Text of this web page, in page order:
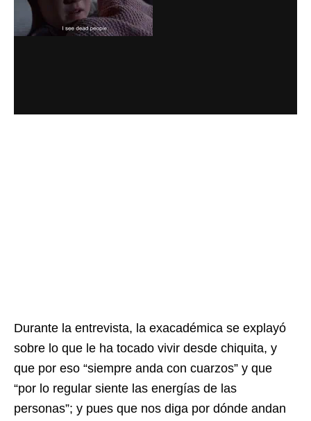
Durante la entrevista, la exacadémica se explayó
sobre lo que le ha tocado vivir desde chiquita, y
que por eso “siempre anda con cuarzos” y que
“por lo regular siente las energías de las
personas”; y pues que nos diga por dónde andan